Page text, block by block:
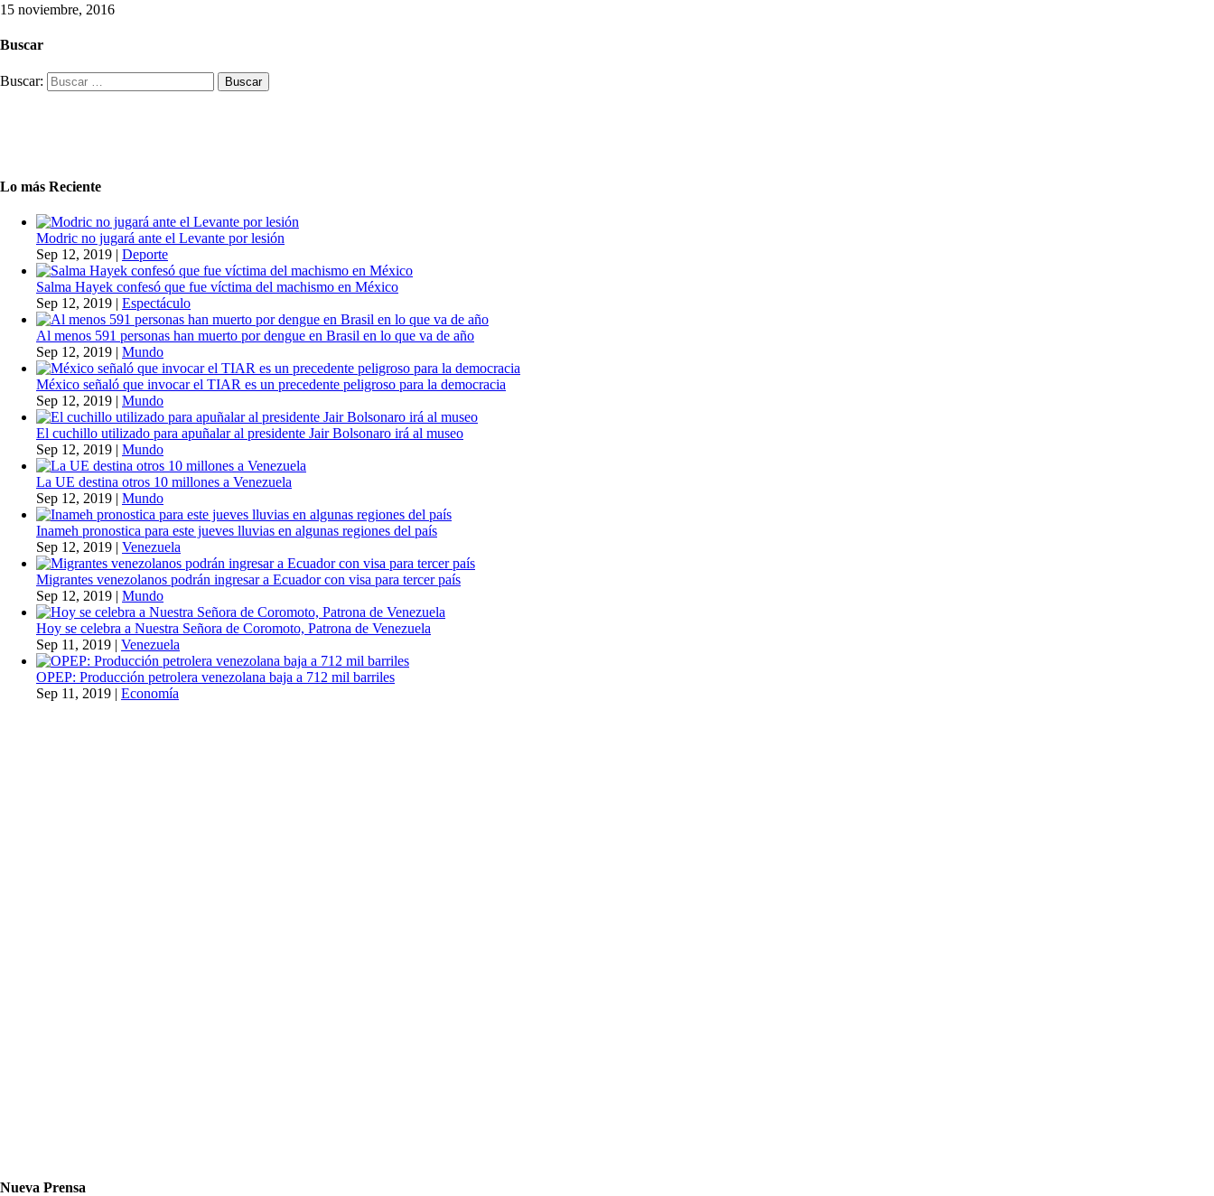
15 noviembre, 2016
Buscar
Buscar:
Lo más Reciente
Modric no jugará ante el Levante por lesión
Sep 12, 2019 | Deporte
Salma Hayek confesó que fue víctima del machismo en México
Sep 12, 2019 | Espectáculo
Al menos 591 personas han muerto por dengue en Brasil en lo que va de año
Sep 12, 2019 | Mundo
México señaló que invocar el TIAR es un precedente peligroso para la democracia
Sep 12, 2019 | Mundo
El cuchillo utilizado para apuñalar al presidente Jair Bolsonaro irá al museo
Sep 12, 2019 | Mundo
La UE destina otros 10 millones a Venezuela
Sep 12, 2019 | Mundo
Inameh pronostica para este jueves lluvias en algunas regiones del país
Sep 12, 2019 | Venezuela
Migrantes venezolanos podrán ingresar a Ecuador con visa para tercer país
Sep 12, 2019 | Mundo
Hoy se celebra a Nuestra Señora de Coromoto, Patrona de Venezuela
Sep 11, 2019 | Venezuela
OPEP: Producción petrolera venezolana baja a 712 mil barriles
Sep 11, 2019 | Economía
Nueva Prensa